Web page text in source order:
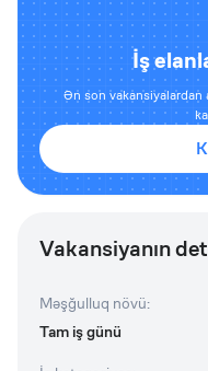
İş
Ən son vakansiyalardan
Vakansiyanın
Məşğulluq növü:
Tam iş günü